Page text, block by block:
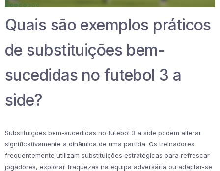
Quais são exemplos práticos
de substituições bem-
sucedidas no futebol 3 a
side?
Substituições bem-sucedidas no futebol 3 a side podem alterar
significativamente a dinâmica de uma partida. Os treinadores
frequentemente utilizam substituições estratégicas para refrescar
jogadores, explorar fraquezas na equipa adversária ou adaptar-se